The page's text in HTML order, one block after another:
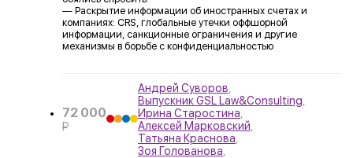
— Раскрытие информации об иностранных счетах и
компаниях: CRS, глобальные утечки оффшорной
информации, санкционные ограничения и другие
механизмы в борьбе с конфиденциальностью
72 000
P
Андрей Суворов
Выпускник GSL Law&Consulting
Ирина Старостина
Алексей Марковский
Татьяна Краснова
Зоя Голованова